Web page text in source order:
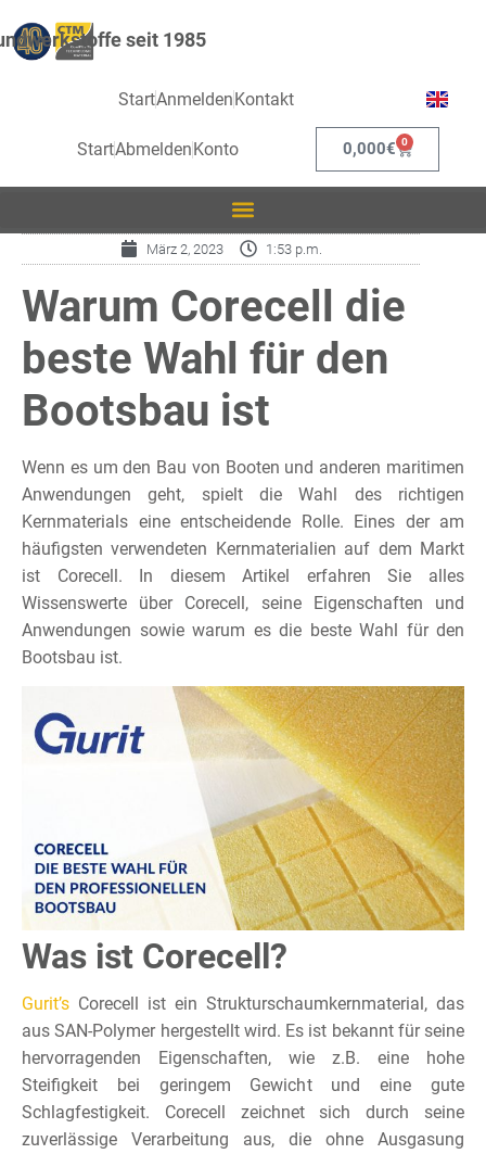
seit 1985
StartAnmeldenKontakt
StartAbmelden Konto 0,000€ 0
März 2, 2023 1:53 p.m.
Warum Corecell die
beste Wahl für den
Bootsbau ist
Wenn es um den Bau von Booten und anderen maritimen
Anwendungen geht, spielt die Wahl des richtigen
Kernmaterials eine entscheidende Rolle. Eines der am
häufigsten verwendeten Kernmaterialien auf dem Markt
ist Corecell. In diesem Artikel erfahren Sie alles
Wissenswerte über Corecell, seine Eigenschaften und
Anwendungen sowie warum es die beste Wahl für den
Bootsbau ist.
Was ist Corecell?
Gurit’s Corecell ist ein Strukturschaumkernmaterial, das
aus SAN-Polymer hergestellt wird. Es ist bekannt für seine
hervorragenden Eigenschaften, wie z.B. eine hohe
Steifigkeit bei geringem Gewicht und eine gute
Schlagfestigkeit. Corecell zeichnet sich durch seine
zuverlässige Verarbeitung aus, die ohne Ausgasung